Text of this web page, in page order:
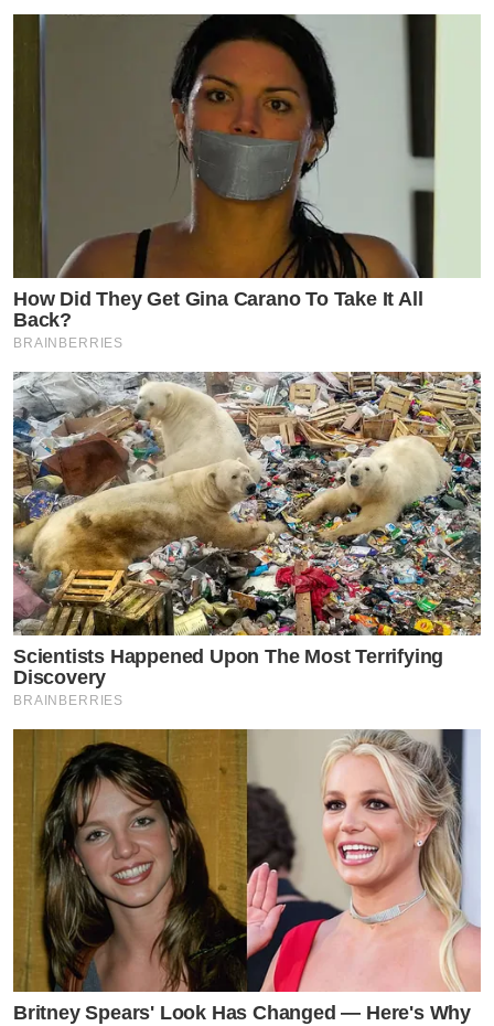
How Did They Get Gina Carano To Take It All
Back?
BRAINBERRIES
Scientists Happened Upon The Most Terrifying
Discovery
BRAINBERRIES
Britney Spears' Look Has Changed — Here's Why